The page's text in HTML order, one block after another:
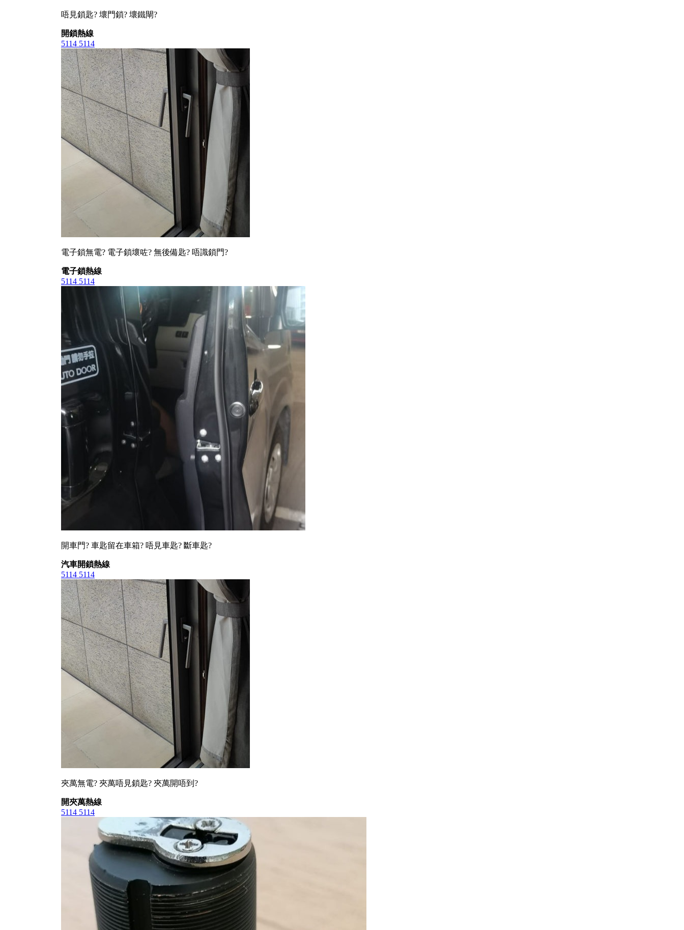
唔見鎖匙? 壞門鎖? 壞鐵閘?
開鎖熱線
5114 5114
電子鎖無電? 電子鎖壞咗? 無後備匙? 唔識鎖門?
電子鎖熱線
5114 5114
開車門? 車匙留在車箱? 唔見車匙? 斷車匙?
汽車開鎖熱線
5114 5114
夾萬無電? 夾萬唔見鎖匙? 夾萬開唔到?
開夾萬熱線
5114 5114